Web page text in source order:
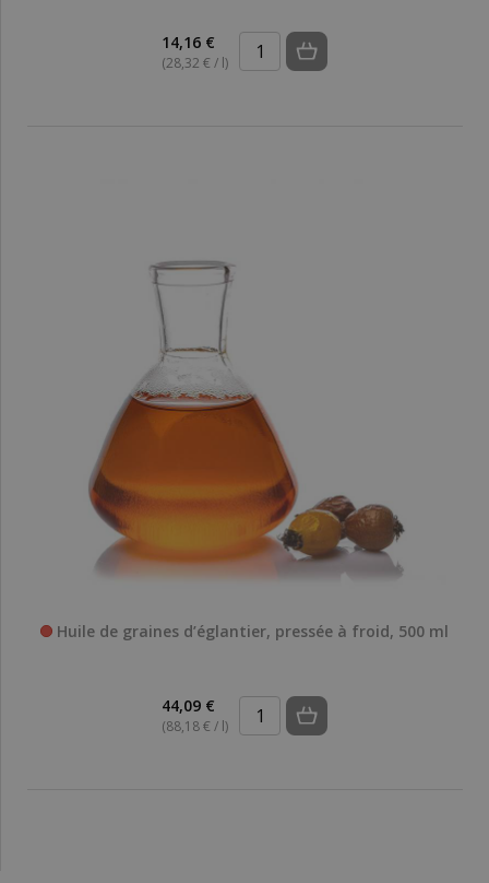
14,16 €
(28,32 € / l)
Huile de graines d’églantier, pressée à froid, 500 ml
44,09 €
(88,18 € / l)